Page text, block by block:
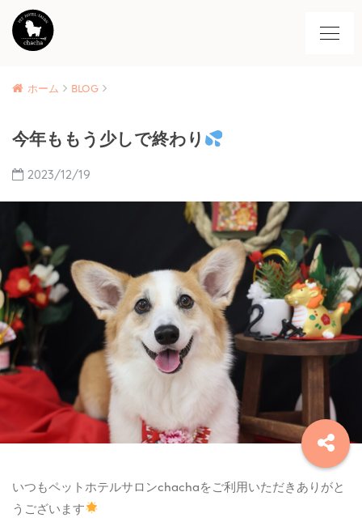
ホーム BLOG
今年ももう少しで終わり
2023/12/19
いつもペットホテルサロンchachaをご利用いただきありがと
うございます